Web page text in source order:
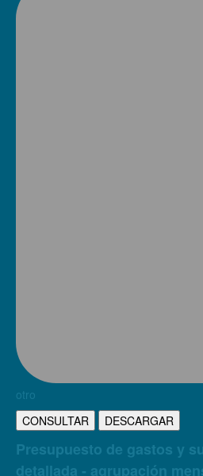
otro
CONSULTAR
DESCARGAR
Presupuesto de gastos y
detallada - agrupación